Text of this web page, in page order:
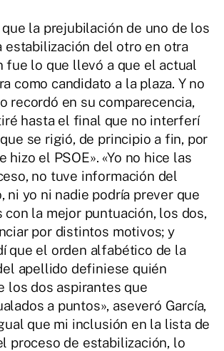
la prejubilación de uno de los
estabilización del otro en otra
fue lo que llevó a que el actual
como candidato a la plaza. Y no
recordó en su comparecencia,
hasta el final que no interferí
se rigió, de principio a fin, por
hizo el PSOE». «Yo no hice las
no tuve información del
ni yo ni nadie podría prever que
con la mejor puntuación, los dos,
por distintos motivos; y
que el orden alfabético de la
apellido definiese quién
los dos aspirantes que
a puntos», aseveró García,
que mi inclusión en la lista de
proceso de estabilización, lo